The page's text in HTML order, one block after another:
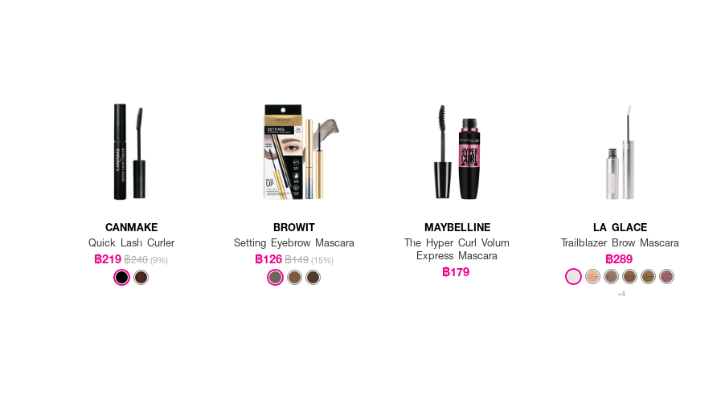
CANMAKE
Quick Lash Curler
฿219฿240 (9%)
BROWIT
Setting Eyebrow Mascara
฿126฿149 (15%)
MAYBELLINE
The Hyper Curl Volum
Express Mascara
฿179
LA GLACE
Trailblazer Brow Mascara
฿289
+4